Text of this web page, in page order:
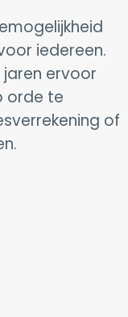
iedereen.
ervoor
orde te
of